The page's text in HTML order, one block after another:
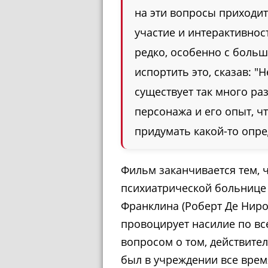
на эти вопросы
участие и
редко, особенно с
испортить это, сказав:
существует так много
персонажа и его опыт,
придумать какой-то
Фильм заканчивается тем,
психиатрической
Франклина (Роберт Де
провоцирует насилие по
вопросом о том,
был в учреждении все